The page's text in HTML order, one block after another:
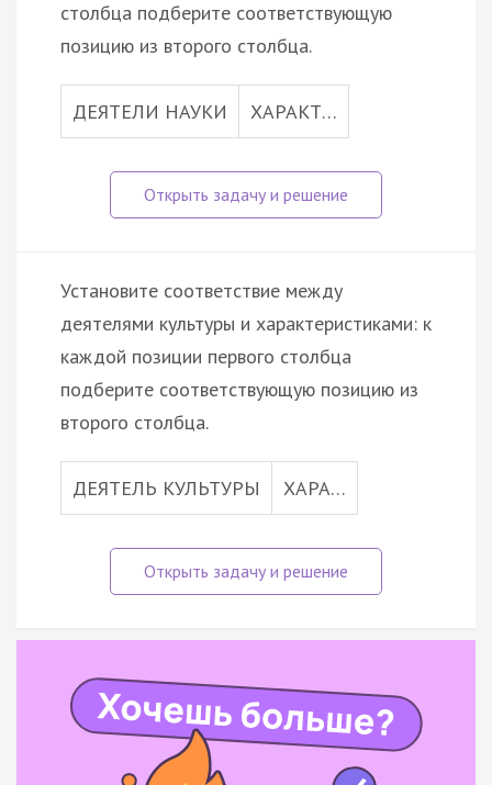
столбца подберите соответствующую
позицию из второго столбца.
ДЕЯТЕЛИ НАУКИ ХАРАКТ…
Установите соответствие между
деятелями культуры и характеристиками: к
каждой позиции первого столбца
подберите соответствующую позицию из
второго столбца.
ДЕЯТЕЛЬ КУЛЬТУРЫ ХАРА…